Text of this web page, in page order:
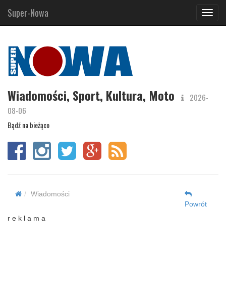
Super-Nowa
Wiadomości, Sport, Kultura, Moto
2026-
08-06
Bądź na bieżąco
Wiadomości
Powrót
r e k l a m a